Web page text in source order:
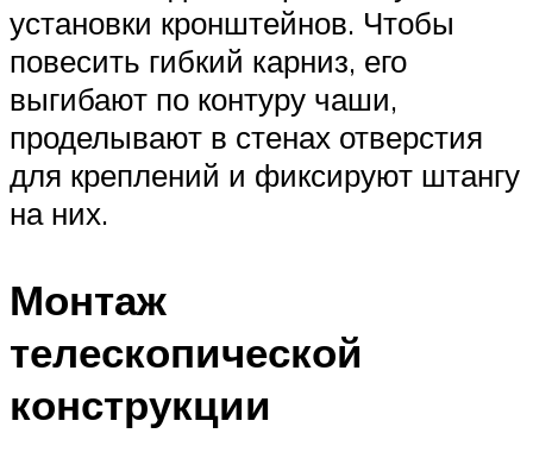
установки кронштейнов. Чтобы
повесить гибкий карниз, его
выгибают по контуру чаши,
проделывают в стенах отверстия
для креплений и фиксируют штангу
на них.
Монтаж
телескопической
конструкции